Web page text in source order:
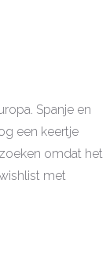
Spanje en
een keertje
omdat het
met